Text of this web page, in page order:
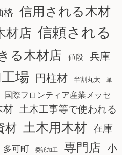
格
信用される木材
材店 信頼される
る木材店 値段
兵庫
場 円柱材 半割丸太 単
国際フロンティア産業メッセ
材
土木工事等で使われる
材 土木用木材 在庫
多可町 委託加工 専門店 小